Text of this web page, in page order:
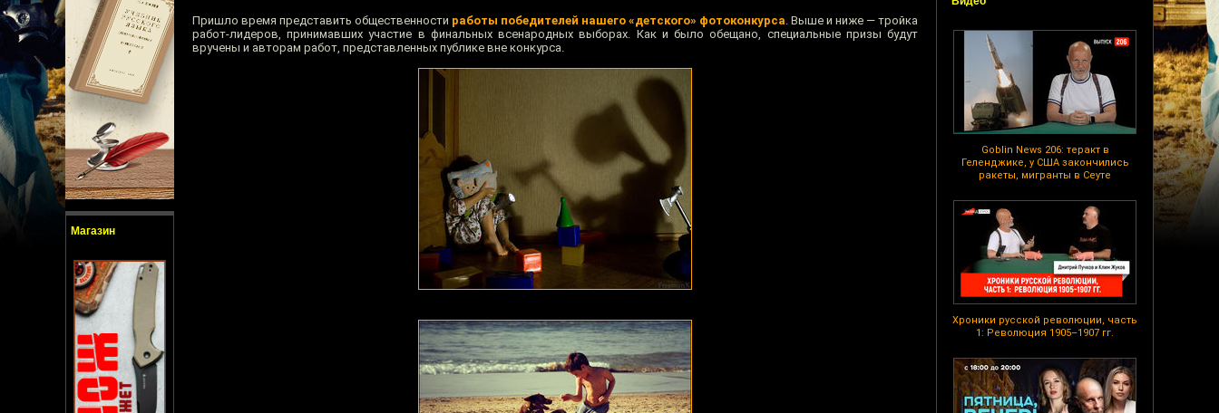
Магазин
Goblin News 206: теракт в
Геленджике, у США закончились
ракеты, мигранты в Сеуте
Хроники русской революции, часть
1: Революция 1905–1907 гг.
Пришло время представить общественности работы победителей нашего «детского» фотоконкурса. Выше и ниже — тройка
работ-лидеров, принимавших участие в финальных всенародных выборах. Как и было обещано, специальные призы будут
вручены и авторам работ, представленных публике вне конкурса.